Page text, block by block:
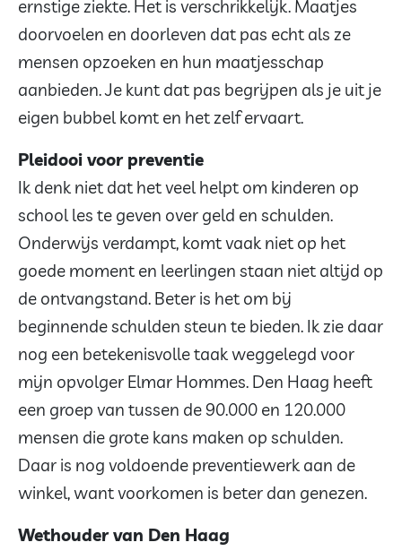
ernstige ziekte. Het is verschrikkelijk. Maatjes
doorvoelen en doorleven dat pas echt als ze
mensen opzoeken en hun maatjesschap
aanbieden. Je kunt dat pas begrijpen als je uit je
eigen bubbel komt en het zelf ervaart.
Pleidooi voor preventie
Ik denk niet dat het veel helpt om kinderen op
school les te geven over geld en schulden.
Onderwijs verdampt, komt vaak niet op het
goede moment en leerlingen staan niet altijd op
de ontvangstand. Beter is het om bij
beginnende schulden steun te bieden. Ik zie daar
nog een betekenisvolle taak weggelegd voor
mijn opvolger Elmar Hommes. Den Haag heeft
een groep van tussen de 90.000 en 120.000
mensen die grote kans maken op schulden.
Daar is nog voldoende preventiewerk aan de
winkel, want voorkomen is beter dan genezen.
Wethouder van Den Haag